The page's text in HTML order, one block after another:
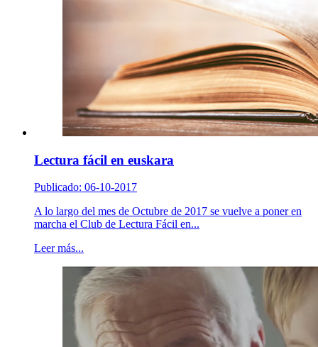
Lectura fácil en euskara
Publicado: 06-10-2017
A lo largo del mes de Octubre de 2017 se vuelve a poner en
marcha el Club de Lectura Fácil en...
Leer más...